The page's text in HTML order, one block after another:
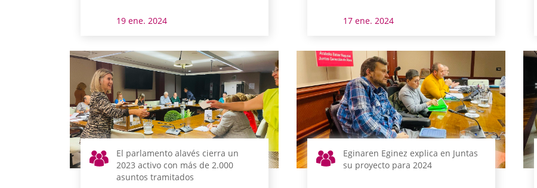
19 ene. 2024 17 ene. 2024
El parlamento alavés cierra un
2023 activo con más de 2.000
asuntos tramitados
Eginaren Eginez explica en Juntas
su proyecto para 2024